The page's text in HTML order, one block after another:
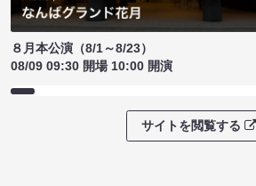
８月本公演（8/1～8/23）
08/09 09:30 開場 10:00 開演
サイトを閲覧する